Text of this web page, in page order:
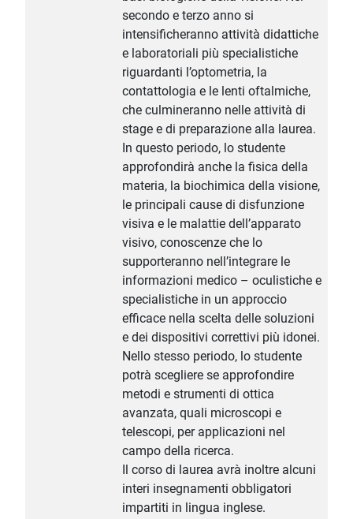
secondo e terzo anno si
intensificheranno attività didattiche
e laboratoriali più specialistiche
riguardanti l’optometria, la
contattologia e le lenti oftalmiche,
che culmineranno nelle attività di
stage e di preparazione alla laurea.
In questo periodo, lo studente
approfondirà anche la fisica della
materia, la biochimica della visione,
le principali cause di disfunzione
visiva e le malattie dell’apparato
visivo, conoscenze che lo
supporteranno nell’integrare le
informazioni medico – oculistiche e
specialistiche in un approccio
efficace nella scelta delle soluzioni
e dei dispositivi correttivi più idonei.
Nello stesso periodo, lo studente
potrà scegliere se approfondire
metodi e strumenti di ottica
avanzata, quali microscopi e
telescopi, per applicazioni nel
campo della ricerca.
Il corso di laurea avrà inoltre alcuni
interi insegnamenti obbligatori
impartiti in lingua inglese.